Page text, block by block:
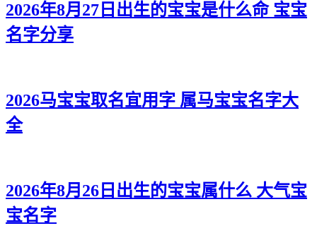
2026年8月27日出生的宝宝是什么命 宝宝
名字分享
2026马宝宝取名宜用字 属马宝宝名字大
全
2026年8月26日出生的宝宝属什么 大气宝
宝名字